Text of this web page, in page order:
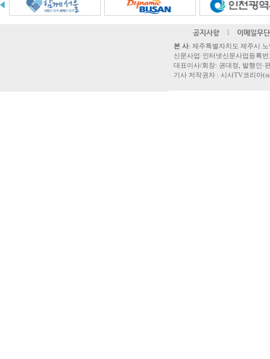
공지사항 l 이메일무
본 사: 제주특별자치도 제주시
신문사업·인터넷신문사업등록
대표이사/회장: 권대정, 발행인·
기사 저작권자 : 시사TV코리아